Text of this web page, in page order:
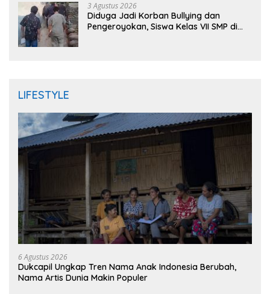
3 Agustus 2026
Diduga Jadi Korban Bullying dan
Pengeroyokan, Siswa Kelas VII SMP di
LIFESTYLE
6 Agustus 2026
Dukcapil Ungkap Tren Nama Anak Indonesia Berubah,
Nama Artis Dunia Makin Populer